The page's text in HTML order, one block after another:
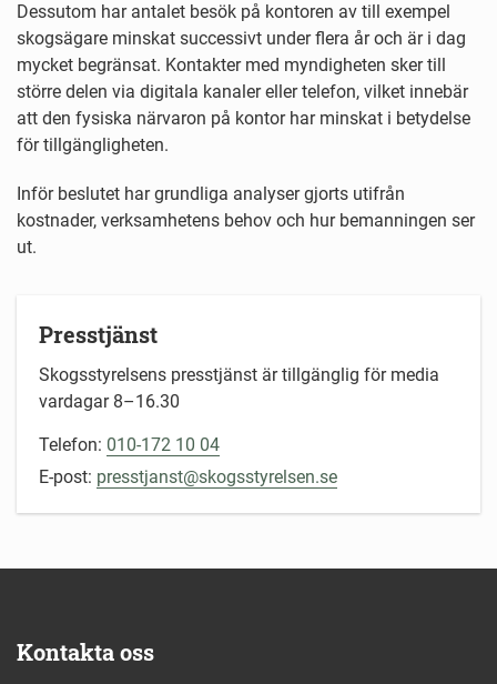
Dessutom har antalet besök på kontoren av till exempel
skogsägare minskat successivt under flera år och är i dag
mycket begränsat. Kontakter med myndigheten sker till
större delen via digitala kanaler eller telefon, vilket innebär
att den fysiska närvaron på kontor har minskat i betydelse
för tillgängligheten.
Inför beslutet har grundliga analyser gjorts utifrån
kostnader, verksamhetens behov och hur bemanningen ser
ut.
Presstjänst
Skogsstyrelsens presstjänst är tillgänglig för media
vardagar 8–16.30
Telefon: 010-172 10 04
E-post: presstjanst@skogsstyrelsen.se
Kontakta oss